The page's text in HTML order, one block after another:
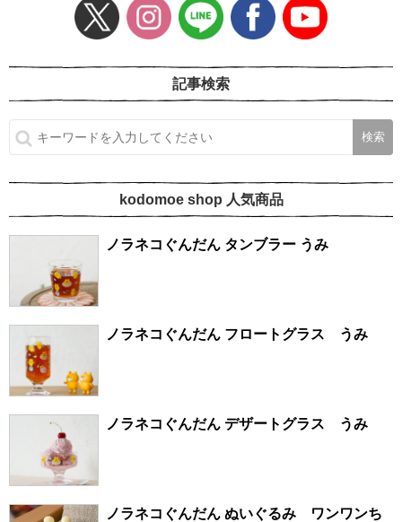
記事検索
kodomoe shop 人気商品
ノラネコぐんだん タンブラー うみ
ノラネコぐんだん フロートグラス うみ
ノラネコぐんだん デザートグラス うみ
ノラネコぐんだん ぬいぐるみ ワンワンち